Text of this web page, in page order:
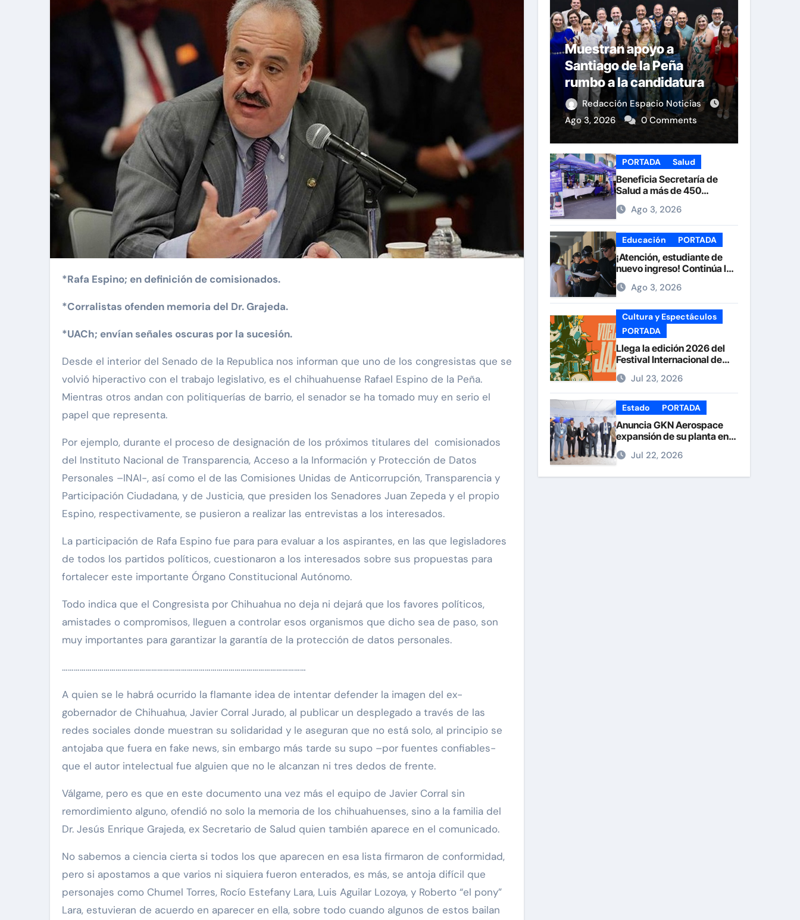
*Rafa Espino; en definición de comisionados.
*Corralistas ofenden memoria del Dr. Grajeda.
*UACh; envían señales oscuras por la sucesión.
Desde el interior del Senado de la Republica nos informan que uno de los congresistas que se
volvió hiperactivo con el trabajo legislativo, es el chihuahuense Rafael Espino de la Peña.
Mientras otros andan con politiquerías de barrio, el senador se ha tomado muy en serio el
papel que representa.
Por ejemplo, durante el proceso de designación de los próximos titulares del comisionados
del Instituto Nacional de Transparencia, Acceso a la Información y Protección de Datos
Personales –INAI-, así como el de las Comisiones Unidas de Anticorrupción, Transparencia y
Participación Ciudadana, y de Justicia, que presiden los Senadores Juan Zepeda y el propio
Espino, respectivamente, se pusieron a realizar las entrevistas a los interesados.
La participación de Rafa Espino fue para para evaluar a los aspirantes, en las que legisladores
de todos los partidos políticos, cuestionaron a los interesados sobre sus propuestas para
fortalecer este importante Órgano Constitucional Autónomo.
Todo indica que el Congresista por Chihuahua no deja ni dejará que los favores políticos,
amistades o compromisos, lleguen a controlar esos organismos que dicho sea de paso, son
muy importantes para garantizar la garantía de la protección de datos personales.
……………………………………………………………………………………………………………
A quien se le habrá ocurrido la flamante idea de intentar defender la imagen del ex-
gobernador de Chihuahua, Javier Corral Jurado, al publicar un desplegado a través de las
redes sociales donde muestran su solidaridad y le aseguran que no está solo, al principio se
antojaba que fuera en fake news, sin embargo más tarde su supo –por fuentes confiables-
que el autor intelectual fue alguien que no le alcanzan ni tres dedos de frente.
Válgame, pero es que en este documento una vez más el equipo de Javier Corral sin
remordimiento alguno, ofendió no solo la memoria de los chihuahuenses, sino a la familia del
Dr. Jesús Enrique Grajeda, ex Secretario de Salud quien también aparece en el comunicado.
No sabemos a ciencia cierta si todos los que aparecen en esa lista firmaron de conformidad,
pero si apostamos a que varios ni siquiera fueron enterados, es más, se antoja difícil que
personajes como Chumel Torres, Rocío Estefany Lara, Luis Aguilar Lozoya, y Roberto “el pony”
Lara, estuvieran de acuerdo en aparecer en ella, sobre todo cuando algunos de estos bailan
Muestran apoyo a
Santiago de la Peña
rumbo a la candidatura
del PAN a la Presidencia
Municipal
Redacción Espacio Noticias
Ago 3, 2026
0 Comments
PORTADA Salud
Beneficia Secretaría de
Salud a más de 450
personas durante la Feria
de la Salud en la Plaza de
Armas
Ago 3, 2026
Educación PORTADA
¡Atención, estudiante de
nuevo ingreso! Continúa la
recepción de documentos
en la UACH.
Ago 3, 2026
Cultura y Espectáculos
PORTADA
Llega la edición 2026 del
Festival Internacional de
Jazz Armando Nuñez
Jul 23, 2026
Estado PORTADA
Anuncia GKN Aerospace
expansión de su planta en
Chihuahua
Jul 22, 2026